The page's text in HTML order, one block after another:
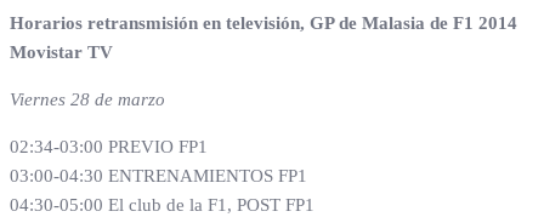
Horarios retransmisión en televisión, GP de Malasia de F1 2014
Movistar TV
Viernes 28 de marzo
02:34-03:00 PREVIO FP1
03:00-04:30 ENTRENAMIENTOS FP1
04:30-05:00 El club de la F1, POST FP1